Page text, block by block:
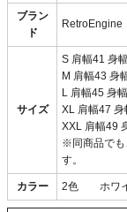
ブラン
ド
RetroEngine
サイズ
S 肩幅41 身
M 肩幅43 身
L 肩幅45 身
XL 肩幅47
XXL 肩幅49
※同商品でも
す。
カラー 2色 ホワイ